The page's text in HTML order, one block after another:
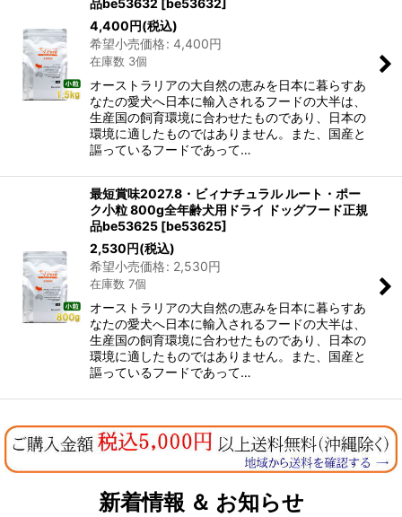
4,400円(税込)
希望小売価格: 4,400円
在庫数 3個
オーストラリアの大自然の恵みを日本に暮らすあ
なたの愛犬へ日本に輸入されるフードの大半は、
生産国の飼育環境に合わせたものであり、日本の
環境に適したものではありません。また、国産と
謳っているフードであって…
最短賞味2027.8・ビィナチュラル ルート・ポー
ク小粒 800g全年齢犬用ドライ ドッグフード正規
品be53625 [be53625]
2,530円(税込)
希望小売価格: 2,530円
在庫数 7個
オーストラリアの大自然の恵みを日本に暮らすあ
なたの愛犬へ日本に輸入されるフードの大半は、
生産国の飼育環境に合わせたものであり、日本の
環境に適したものではありません。また、国産と
謳っているフードであって…
新着情報 ＆ お知らせ